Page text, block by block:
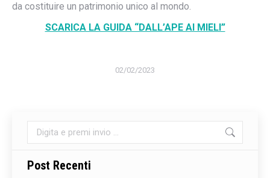
da costituire un patrimonio unico al mondo.
SCARICA LA GUIDA “DALL’APE AI MIELI”
02/02/2023
Cerca:
Post Recenti